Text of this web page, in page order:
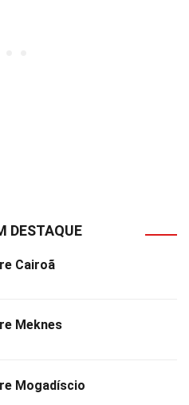
DESTAQUE
Cairoã
Meknes
Mogadíscio